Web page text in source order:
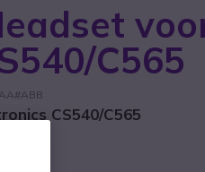
C565
CS540/C565